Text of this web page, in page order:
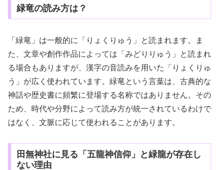
緑竜の読み方は？
「緑竜」は一般的に「りょくりゅう」と読まれます。ま
た、文章や創作作品によっては「みどりりゅう」と読まれ
る場合もありますが、漢字の音読みを用いた「りょくりゅ
う」が広く使われています。緑竜という言葉は、古典的な
神話や歴史書に頻繁に登場する名称ではありません。その
ため、時代や分野によって読み方が統一されているわけで
はなく、文脈に応じて使われることがあります。
田無神社に見る「五龍神信仰」と緑龍が存在し
ない理由